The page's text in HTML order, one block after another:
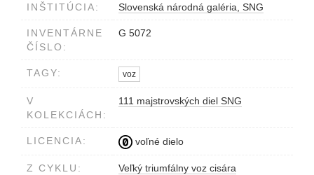
INŠTITÚCIA: Slovenská národná galéria, SNG
INVENTÁRNE
ČÍSLO:
G 5072
TAGY: voz
V
KOLEKCIÁCH:
111 majstrovských diel SNG
LICENCIA: voľné dielo
Z CYKLU:
Veľký triumfálny voz cisára